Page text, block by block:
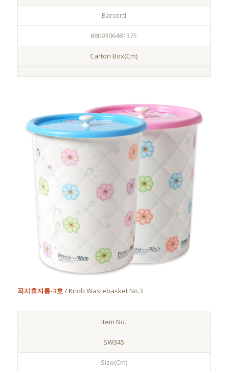
Barcord
8809306481375
Carton Box(Cm)
꼭지휴지통-3호/ Knob Wastebasket No.3
Item No.
SW345
Size(Cm)